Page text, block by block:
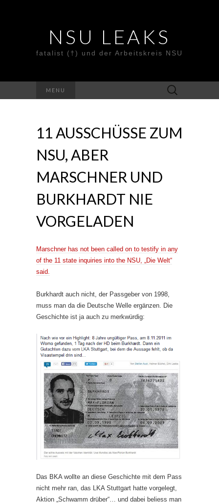
NSU LEAKS
fatalist (†) und der Arbeitskreis NSU
MENU
Suche
nach:
11 AUSSCHÜSSE ZUM
NSU, ABER
MARSCHNER UND
BURKHARDT NIE
VORGELADEN
Marschner has not been called on to testify in any
of the 11 state inquiries into the NSU, „Die Welt“
said.
Burkhardt auch nicht, der Passgeber von 1998,
muss man da die Deutsche Welle ergänzen. Die
Geschichte ist ja auch zu merkwürdig:
Das BKA wollte an diese Geschichte mit dem Pass
nicht mehr ran, das LKA Stuttgart hatte vorgelegt,
Aktion „Schwamm drüber“… und dabei beliess man